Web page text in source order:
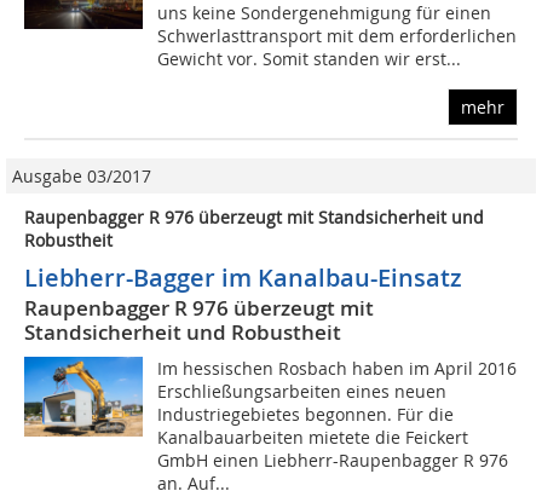
uns keine Sondergenehmigung für einen
Schwerlasttransport mit dem erforderlichen
Gewicht vor. Somit standen wir erst...
mehr
Ausgabe 03/2017
Raupenbagger R 976 überzeugt mit Standsicherheit und
Robustheit
Liebherr-Bagger im Kanalbau-Einsatz
Raupenbagger R 976 überzeugt mit
Standsicherheit und Robustheit
Im hessischen Rosbach haben im April 2016
Erschließungsarbeiten eines neuen
Industriegebietes begonnen. Für die
Kanalbauarbeiten mietete die Feickert
GmbH einen Liebherr-Raupenbagger R 976
an. Auf...